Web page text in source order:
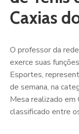
Caxias
O professor da
exerce suas
Esportes,
de semana, na
Mesa realizado em
classificado entre